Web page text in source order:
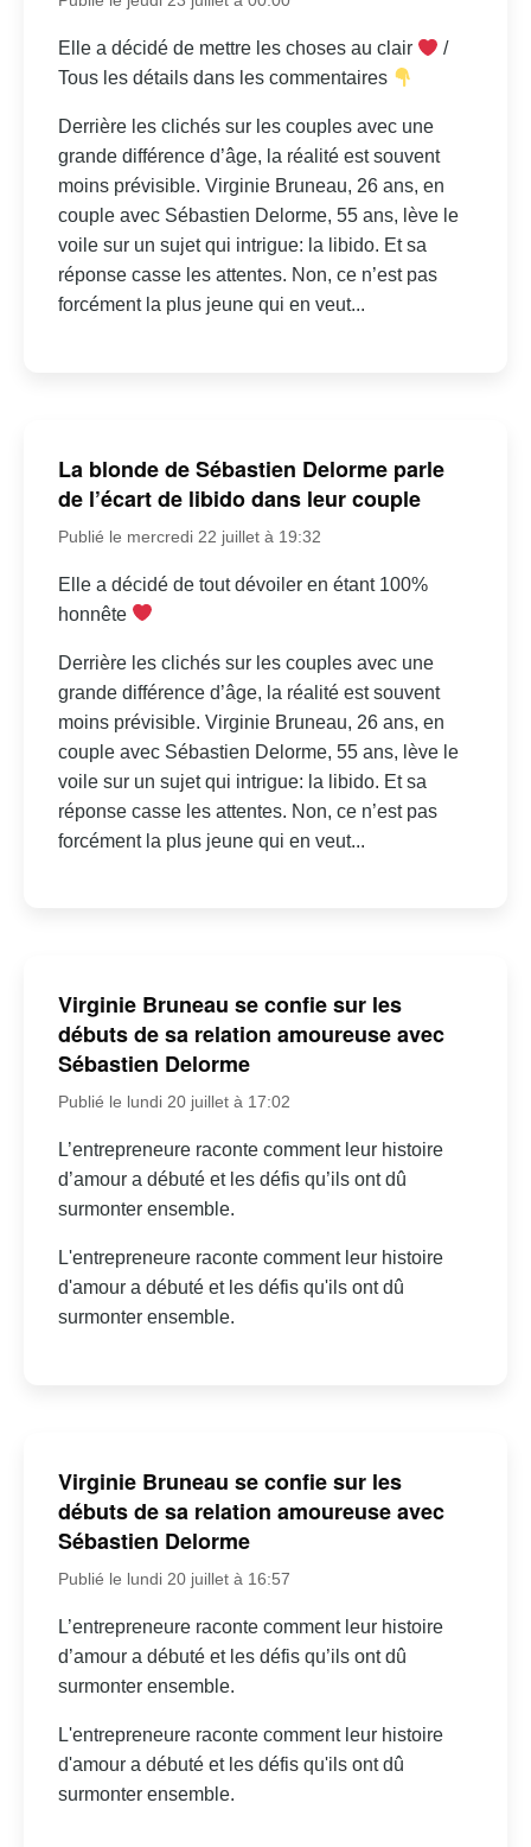
Elle a décidé de mettre les choses au clair
/
Tous les détails dans les commentaires
Derrière les clichés sur les couples avec une
grande différence d’âge, la réalité est souvent
moins prévisible. Virginie Bruneau, 26 ans, en
couple avec Sébastien Delorme, 55 ans, lève le
voile sur un sujet qui intrigue: la libido. Et sa
réponse casse les attentes. Non, ce n’est pas
forcément la plus jeune qui en veut...
La blonde de Sébastien Delorme parle
de l’écart de libido dans leur couple
Publié le mercredi 22 juillet à 19:32
Elle a décidé de tout dévoiler en étant 100%
honnête
Derrière les clichés sur les couples avec une
grande différence d’âge, la réalité est souvent
moins prévisible. Virginie Bruneau, 26 ans, en
couple avec Sébastien Delorme, 55 ans, lève le
voile sur un sujet qui intrigue: la libido. Et sa
réponse casse les attentes. Non, ce n’est pas
forcément la plus jeune qui en veut...
Virginie Bruneau se confie sur les
débuts de sa relation amoureuse avec
Sébastien Delorme
Publié le lundi 20 juillet à 17:02
L’entrepreneure raconte comment leur histoire
d’amour a débuté et les défis qu’ils ont dû
surmonter ensemble.
L'entrepreneure raconte comment leur histoire
d'amour a débuté et les défis qu'ils ont dû
surmonter ensemble.
Virginie Bruneau se confie sur les
débuts de sa relation amoureuse avec
Sébastien Delorme
Publié le lundi 20 juillet à 16:57
L’entrepreneure raconte comment leur histoire
d’amour a débuté et les défis qu’ils ont dû
surmonter ensemble.
L'entrepreneure raconte comment leur histoire
d'amour a débuté et les défis qu'ils ont dû
surmonter ensemble.